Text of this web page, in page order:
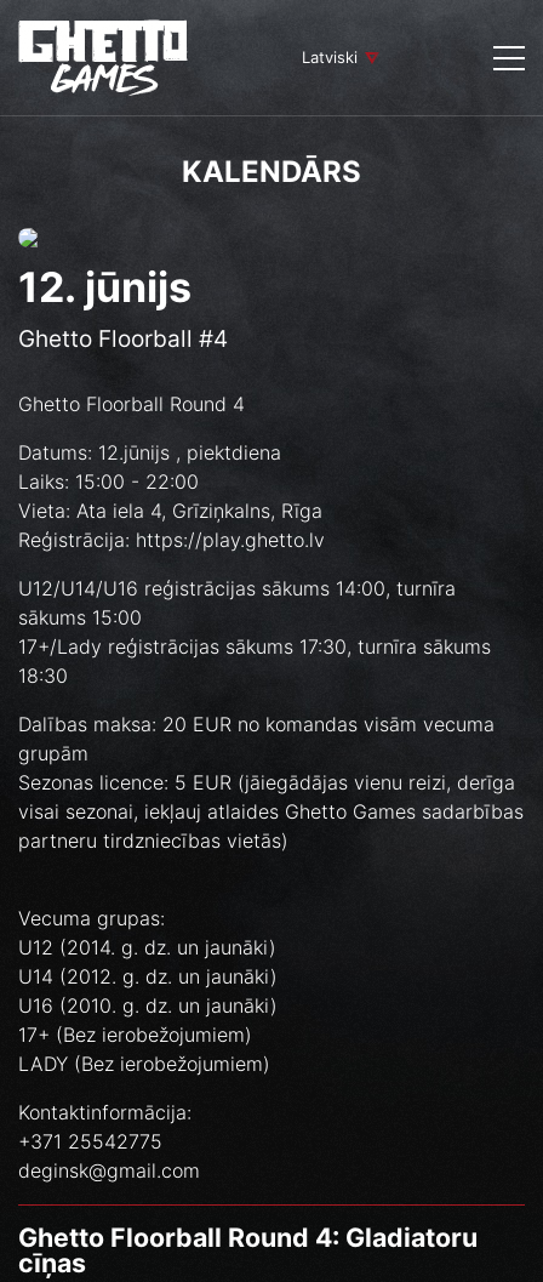
Latviski
KALENDĀRS
12. jūnijs
Ghetto Floorball #4
Ghetto Floorball Round 4
Datums: 12.jūnijs , piektdiena
Laiks: 15:00 - 22:00
Vieta: Ata iela 4, Grīziņkalns, Rīga
Reģistrācija: https://play.ghetto.lv
U12/U14/U16 reģistrācijas sākums 14:00, turnīra
sākums 15:00
17+/Lady reģistrācijas sākums 17:30, turnīra sākums
18:30
Dalības maksa: 20 EUR no komandas visām vecuma
grupām
Sezonas licence: 5 EUR (jāiegādājas vienu reizi, derīga
visai sezonai, iekļauj atlaides Ghetto Games sadarbības
partneru tirdzniecības vietās)
Vecuma grupas:
U12 (2014. g. dz. un jaunāki)
U14 (2012. g. dz. un jaunāki)
U16 (2010. g. dz. un jaunāki)
17+ (Bez ierobežojumiem)
LADY (Bez ierobežojumiem)
Kontaktinformācija:
+371 25542775
deginsk@gmail.com
Ghetto Floorball Round 4: Gladiatoru
cīņas